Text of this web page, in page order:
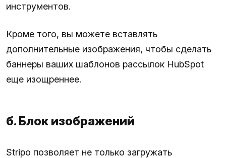
инструментов.
Кроме того, вы можете вставлять
дополнительные изображения, чтобы сделать
баннеры ваших шаблонов рассылок HubSpot
еще изощреннее.
б. Блок изображений
Stripo позволяет не только загружать